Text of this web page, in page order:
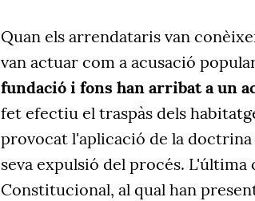
Quan els arrendataris van
van actuar com a acusació
fundació i fons han arribat a un
fet efectiu el traspàs dels
provocat l'aplicació de la
seva expulsió del procés. L'última
Constitucional, al qual han